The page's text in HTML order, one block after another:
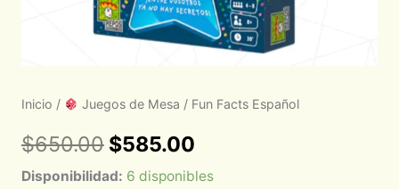
Inicio / Juegos de Mesa / Fun Facts Español
$650.00 $585.00
Disponibilidad: 6 disponibles